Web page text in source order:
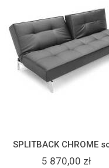
SPLITBACK CHROME
5 870,00 zł